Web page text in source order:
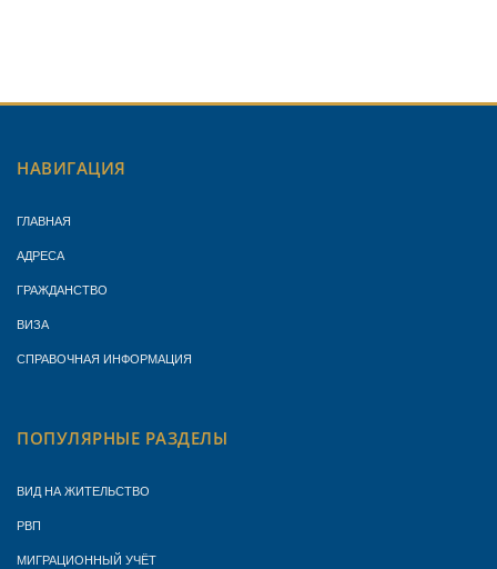
НАВИГАЦИЯ
ГЛАВНАЯ
АДРЕСА
ГРАЖДАНСТВО
ВИЗА
СПРАВОЧНАЯ ИНФОРМАЦИЯ
ПОПУЛЯРНЫЕ РАЗДЕЛЫ
ВИД НА ЖИТЕЛЬСТВО
РВП
МИГРАЦИОННЫЙ УЧЁТ